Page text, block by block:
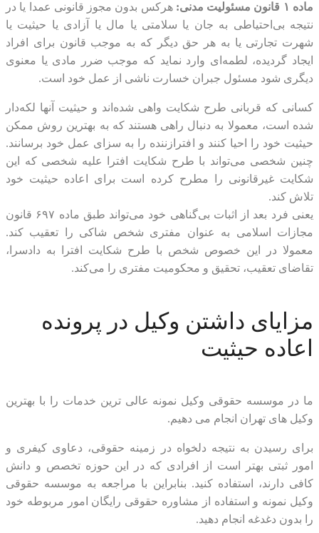
ماده ۱ قانون مسئولیت مدنی:
هرکس بدون مجوز قانونی عمدا یا در
نتیجه بی‌احتیاطی به جان یا سلامتی یا مال یا آزادی یا حیثیت یا
شهرت تجارتی یا به هر حق دیگر که به موجب قانون برای افراد
ایجاد گردیده، لطمه‌ای وارد نماید که موجب ضرر مادی یا معنوی
دیگری شود مسئول جبران خسارت ناشی از عمل خود است.
کسانی که قربانی طرح شکایت واهی شده‌اند و حیثیت آنها لکه‌دار
شده است، معمولا به دنبال راهی هستند که به بهترین روش ممکن
حیثیت خود را احیا کنند و افترازننده را به سزای عمل خود برسانند.
چنین شخصی می‌تواند با طرح شکایت افترا علیه شخصی که این
شکایت غیرقانونی را مطرح کرده است برای اعاده حیثیت خود
تلاش کند.
یعنی فرد بعد از اثبات بی‌گناهی خود می‌تواند طبق ماده ۶۹۷ قانون
مجازات اسلامی به عنوان مفتری شخص شاکی را تعقیب کند.
معمولا در این خصوص شخص با طرح شکایت افترا به دادسرا،
تقاضای تعقیب، تحقیق و محکومیت مفتری را می‌کند.
مزایای داشتن وکیل در پرونده
اعاده حیثیت
ما در موسسه حقوقی وکیل نمونه عالی ترین خدمات را با بهترین
وکیل های تهران انجام می دهیم.
برای رسیدن به نتیجه دلخواه در زمینه حقوقی، دعاوی کیفری و
امور ثبتی بهتر است از افرادی که در این حوزه تخصص و دانش
کافی دارند، استفاده کنید. بنابراین با مراجعه به موسسه حقوقی
وکیل نمونه و استفاده از مشاوره حقوقی رایگان امور مربوطه خود
را بدون دغدغه انجام دهید.